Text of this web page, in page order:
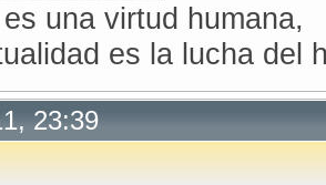
una virtud humana,
es la lucha del
23:39